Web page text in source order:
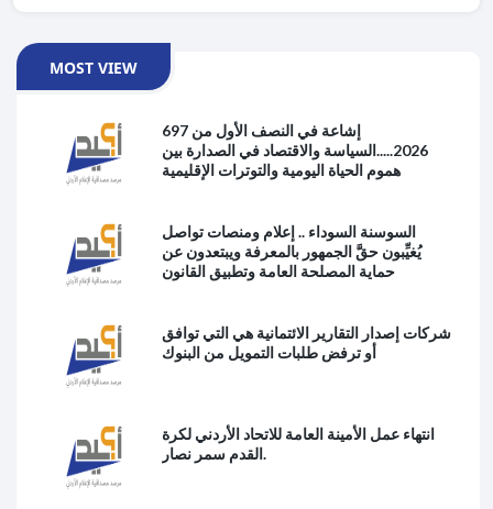
MOST VIEW
697 إشاعة في النصف الأول من
2026.....السياسة والاقتصاد في الصدارة بين
هموم الحياة اليومية والتوترات الإقليمية
السوسنة السوداء .. إعلام ومنصات تواصل
يُغيِّبون حقَّ الجمهور بالمعرفة ويبتعدون عن
حماية المصلحة العامة وتطبيق القانون
شركات إصدار التقارير الائتمانية هي التي توافق
أو ترفض طلبات التمويل من البنوك
انتهاء عمل الأمينة العامة للاتحاد الأردني لكرة
القدم سمر نصار.